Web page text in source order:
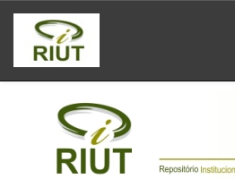
Skip
navigation